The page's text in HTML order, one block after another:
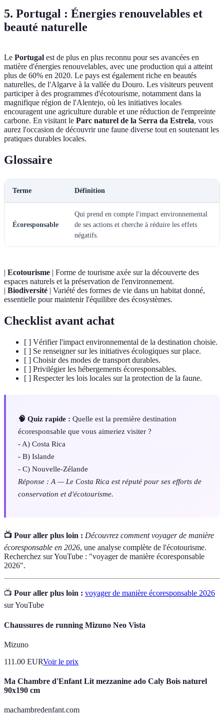
5. Portugal : Énergies renouvelables et
beauté naturelle
Le Portugal est de plus en plus reconnu pour ses avancées en
matière d'énergies renouvelables, avec une production qui a atteint
plus de 60% en 2020. Le pays est également riche en beautés
naturelles, de l'Algarve à la vallée du Douro. Les visiteurs peuvent
participer à des programmes d'écotourisme, notamment dans la
magnifique région de l'Alentejo, où les initiatives locales
encouragent une agriculture durable et une réduction de l'empreinte
carbone. En visitant le Parc naturel de la Serra da Estrela, vous
aurez l'occasion de découvrir une faune diverse tout en soutenant les
pratiques durables locales.
Glossaire
Terme Définition
Écoresponsable
Qui prend en compte l'impact environnemental
de ses actions et cherche à réduire les effets
négatifs.
| Ecotourisme | Forme de tourisme axée sur la découverte des
espaces naturels et la préservation de l'environnement.
| Biodiversité | Variété des formes de vie dans un habitat donné,
essentielle pour maintenir l'équilibre des écosystèmes.
Checklist avant achat
[ ] Vérifier l'impact environnemental de la destination choisie.
[ ] Se renseigner sur les initiatives écologiques sur place.
[ ] Choisir des modes de transport durables.
[ ] Privilégier les hébergements écoresponsables.
[ ] Respecter les lois locales sur la protection de la faune.
🧠 Quiz rapide : Quelle est la première destination
écoresponsable que vous aimeriez visiter ?
- A) Costa Rica
- B) Islande
- C) Nouvelle-Zélande
Réponse : A — Le Costa Rica est réputé pour ses efforts de
conservation et d'écotourisme.
📺 Pour aller plus loin : Découvrez comment voyager de manière
écoresponsable en 2026, une analyse complète de l'écotourisme.
Recherchez sur YouTube : "voyager de manière écoresponsable
2026".
📺 Pour aller plus loin : voyager de manière écoresponsable 2026
sur YouTube
Chaussures de running Mizuno Neo Vista
Mizuno
111.00 EURVoir le prix
Ma Chambre d'Enfant Lit mezzanine ado Caly Bois naturel
90x190 cm
machambredenfant.com